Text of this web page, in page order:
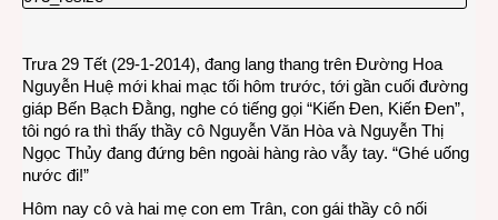
rình
chộp
Trưa 29 Tết (29-1-2014), đang lang thang trên Đường Hoa
Nguyễn Huệ mới khai mạc tối hôm trước, tới gần cuối đường
giáp Bến Bạch Đằng, nghe có tiếng gọi “Kiến Đen, Kiến Đen”,
tôi ngó ra thì thấy thầy cô Nguyễn Văn Hòa và Nguyễn Thị
Ngọc Thủy đang đứng bên ngoài hàng rào vẫy tay. “Ghé uống
nước đi!”
Hôm nay cô và hai mẹ con em Trân, con gái thầy cô nối